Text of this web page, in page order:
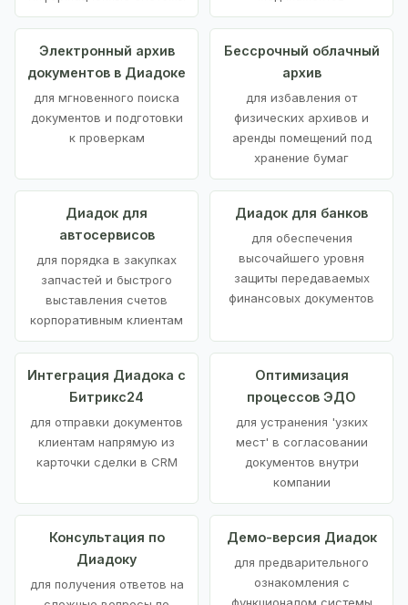
Электронный архив
документов в Диадоке
для мгновенного поиска
документов и подготовки
к проверкам
Бессрочный облачный
архив
для избавления от
физических архивов и
аренды помещений под
хранение бумаг
Диадок для
автосервисов
для порядка в закупках
запчастей и быстрого
выставления счетов
корпоративным клиентам
Диадок для банков
для обеспечения
высочайшего уровня
защиты передаваемых
финансовых документов
Интеграция Диадока с
Битрикс24
для отправки документов
клиентам напрямую из
карточки сделки в CRM
Оптимизация
процессов ЭДО
для устранения 'узких
мест' в согласовании
документов внутри
компании
Консультация по
Диадоку
для получения ответов на
Демо-версия Диадок
для предварительного
ознакомления с